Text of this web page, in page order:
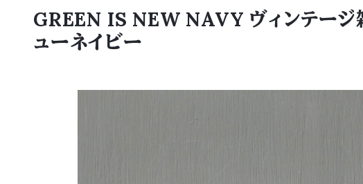
GREEN IS NEW NAVY ヴィンテージ
ューネイビー